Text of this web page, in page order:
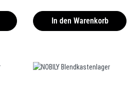
In den Warenkorb